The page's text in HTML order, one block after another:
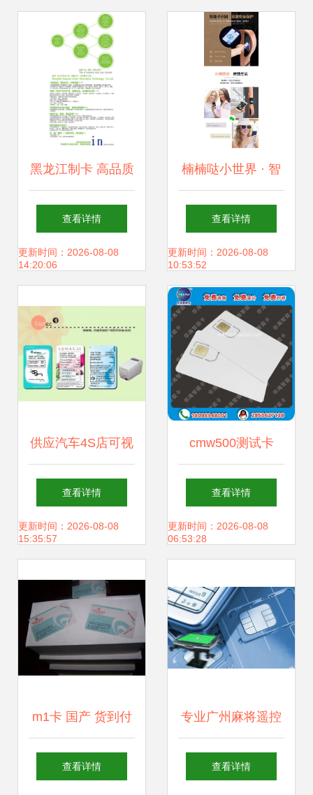
展之路 能卡问题排查
黑龙江制卡 高品质
会员卡与智能卡解
决方案，上海华苑
查看详情
更新时间：2026-08-08
14:20:06
楠楠哒小世界 · 智
能卡的平面创意演
绎
查看详情
更新时间：2026-08-08
10:53:52
供应汽车4S店可视
卡 提升企业服务水
平与安全性
查看详情
更新时间：2026-08-08
15:35:57
cmw500测试卡
8820c测试卡fdd测
试卡价格及规格型
查看详情
更新时间：2026-08-08
06:53:28
m1卡 国产 货到付
款 包退包换 推荐
查看详情
专业广州麻将遥控
智能卡销售服务，
查看详情